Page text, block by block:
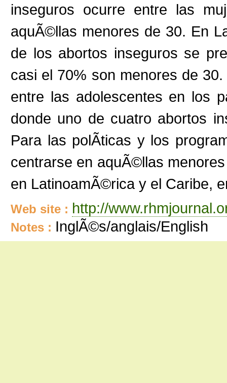
inseguros ocurre entre las
aquÃ©llas menores de 30. En
de los abortos inseguros se
casi el 70% son menores de
entre las adolescentes en los
donde uno de cuatro abortos
Para las polÃ­ticas y los
centrarse en aquÃ©llas
en LatinoamÃ©rica y el Caribe,
Web site : http://
Notes : InglÃ©s/anglais/English